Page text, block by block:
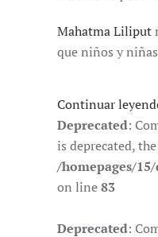
Mahatma Liliput
que niños y
Continuar
Deprecated:
is deprecated,
/homepages/
on line83
Deprecated: